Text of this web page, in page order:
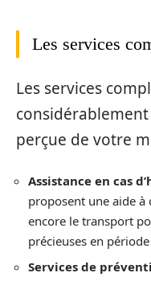
Les services
Les services
perçue de votre
Assistance en cas
proposent une aide à
encore le transport
précieuses en
Services de